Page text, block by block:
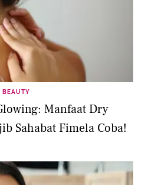
BEAUTY
Manfaat Dry
Sahabat Fimela Coba!